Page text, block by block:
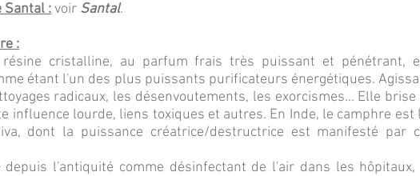
Santal :voir Santal.
:
étant l'un des plus puissants purificateurs énergétiques.
radicaux, les désenvoutements, les exorcismes... Elle brise
influence lourde, liens toxiques et autres. En Inde, le camphre est
dont la puissance créatrice/destructrice est manifesté par